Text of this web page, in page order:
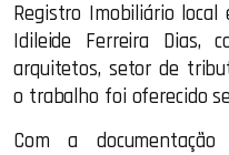
Registro Imobiliário local
Idileide Ferreira Dias,
arquitetos, setor de
o trabalho foi oferecido
Com a